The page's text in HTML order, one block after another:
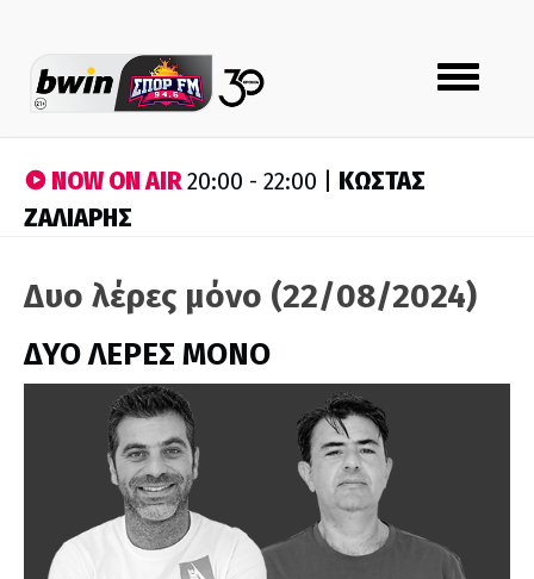
Toggle
navigation
NOW ON AIR20:00 - 22:00 | ΚΩΣΤΑΣ
ΖΑΛΙΑΡΗΣ
Δυο λέρες μόνο (22/08/2024)
ΔΥΟ ΛΕΡΕΣ ΜΟΝΟ